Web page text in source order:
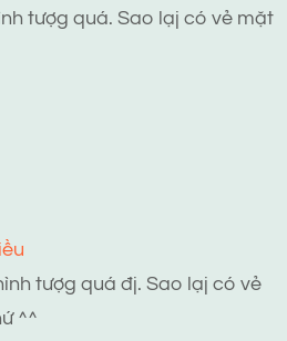
tượg quá. Sao lạj có vẻ mặt
tượg quá đj. Sao lạj có vẻ
^^